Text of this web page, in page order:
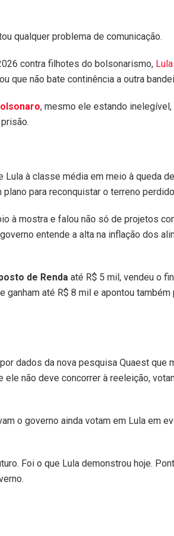
qualquer problema de comunicação.
contra filhotes do bolsonarismo, Lula
que não bate continência a outra
, mesmo ele estando
à classe média em meio à queda
para reconquistar o terreno
à mostra e falou não só de projetos
entende a alta na inflação dos
de Renda até R$ 5 mil, vendeu o
ganham até R$ 8 mil e apontou também
dados da nova pesquisa Quaest que
não deve concorrer à reeleição,
o governo ainda votam em Lula em
Foi o que Lula demonstrou hoje.